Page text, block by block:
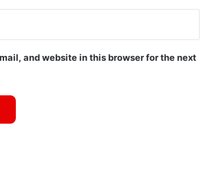
and website in this browser for the next